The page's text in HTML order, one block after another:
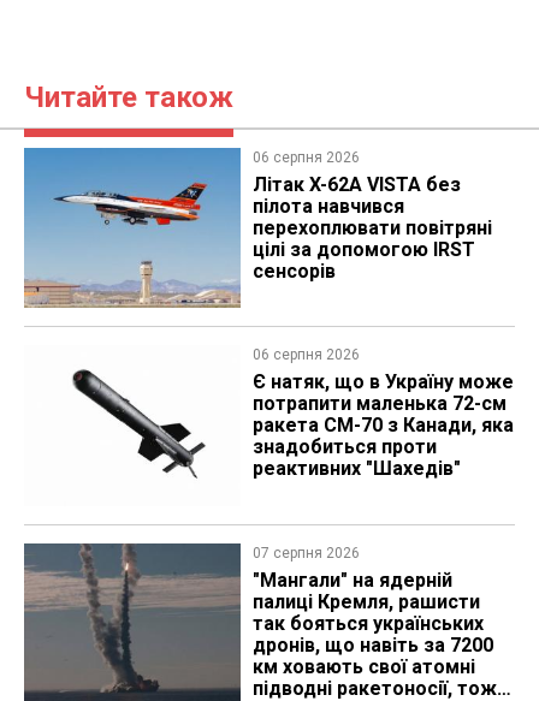
Читайте також
06 серпня 2026
Літак X-62A VISTA без
пілота навчився
перехоплювати повітряні
цілі за допомогою IRST
сенсорів
06 серпня 2026
Є натяк, що в Україну може
потрапити маленька 72-см
ракета CM-70 з Канади, яка
знадобиться проти
реактивних "Шахедів"
07 серпня 2026
"Мангали" на ядерній
палиці Кремля, рашисти
так бояться українських
дронів, що навіть за 7200
км ховають свої атомні
підводні ракетоносії, тож